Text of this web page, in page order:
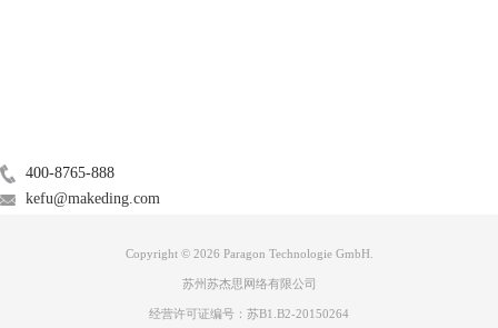
网站，查看更多使用教程，不仅可以把NTFS转换为
FAT32，还可以把FAT格式转为NTFS，从检查磁盘到修复再到转换，一次
400-8765-888
kefu@makeding.com
Copyright © 2026 Paragon Technologie GmbH.
苏州苏杰思网络有限公司
经营许可证编号：苏B1.B2-20150264